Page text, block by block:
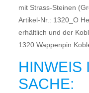
mit Strass-Steinen
Artikel-Nr.: 1320_O
erhältlich und der
1320 Wappenpin
HINWEIS
SACHE: